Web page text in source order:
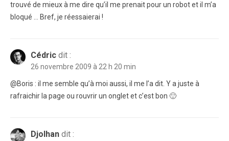
trouvé de mieux à me dire qu’il me prenait pour un robot et il m’a
bloqué … Bref, je réessaierai !
Cédric dit :
26 novembre 2009 à 22 h 20 min
@Boris : il me semble qu’à moi aussi, il me l’a dit. Y a juste à
rafraichir la page ou rouvrir un onglet et c’est bon 🙂
Djolhan dit :